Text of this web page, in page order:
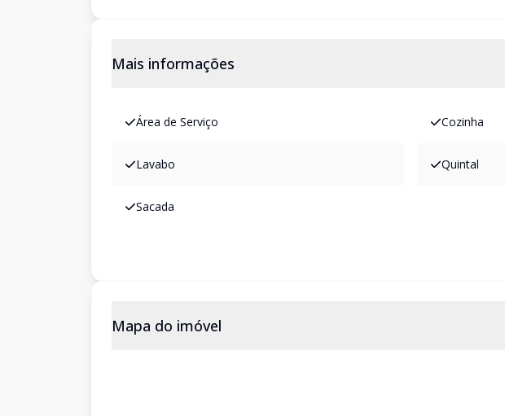
Mais informações
Área de Serviço Cozinha
Lavabo Quintal
Sacada
Mapa do imóvel